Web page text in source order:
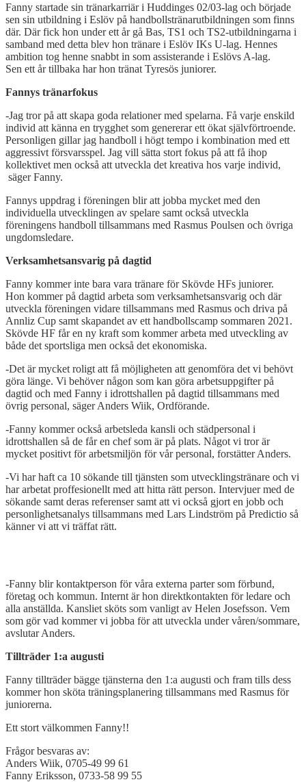
Fanny startade sin tränarkarriär i Huddinges 02/03-lag och började
sen sin utbildning i Eslöv på handbollstränarutbildningen som finns
där. Där fick hon under ett år gå Bas, TS1 och TS2-utbildningarna i
samband med detta blev hon tränare i Eslöv IKs U-lag. Hennes
ambition tog henne snabbt in som assisterande i Eslövs A-lag.
Sen ett år tillbaka har hon tränat Tyresös juniorer.
Fannys tränarfokus
-Jag tror på att skapa goda relationer med spelarna. Få varje enskild
individ att känna en trygghet som genererar ett ökat självförtroende.
Personligen gillar jag handboll i högt tempo i kombination med ett
aggressivt försvarsspel. Jag vill sätta stort fokus på att få ihop
kollektivet men också att utveckla det kreativa hos varje individ,
säger Fanny.
Fannys uppdrag i föreningen blir att jobba mycket med den
individuella utvecklingen av spelare samt också utveckla
föreningens handboll tillsammans med Rasmus Poulsen och övriga
ungdomsledare.
Verksamhetsansvarig på dagtid
Fanny kommer inte bara vara tränare för Skövde HFs juniorer.
Hon kommer på dagtid arbeta som verksamhetsansvarig och där
utveckla föreningen vidare tillsammans med Rasmus och driva på
Annliz Cup samt skapandet av ett handbollscamp sommaren 2021.
Skövde HF får en ny kraft som kommer arbeta med utveckling av
både det sportsliga men också det ekonomiska.
-Det är mycket roligt att få möjligheten att genomföra det vi behövt
göra länge. Vi behöver någon som kan göra arbetsuppgifter på
dagtid och med Fanny i idrottshallen på dagtid tillsammans med
övrig personal, säger Anders Wiik, Ordförande.
-Fanny kommer också arbetsleda kansli och städpersonal i
idrottshallen så de får en chef som är på plats. Något vi tror är
mycket positivt för arbetsmiljön för vår personal, forstätter Anders.
-Vi har haft ca 10 sökande till tjänsten som utvecklingstränare och vi
har arbetat proffesionellt med att hitta rätt person. Intervjuer med de
sökande samt deras referenser samt att vi också gjort en jobb och
personlighetsanalys tillsammans med Lars Lindström på Predictio så
känner vi att vi träffat rätt.
-Fanny blir kontaktperson för våra externa parter som förbund,
företag och kommun. Internt är hon direktkontakten för ledare och
alla anställda. Kansliet sköts som vanligt av Helen Josefsson. Vem
som gör vad kommer vi jobba för att utveckla under våren/sommare,
avslutar Anders.
Tillträder 1:a augusti
Fanny tillträder bägge tjänsterna den 1:a augusti och fram tills dess
kommer hon sköta träningsplanering tillsammans med Rasmus för
juniorerna.
Ett stort välkommen Fanny!!
Frågor besvaras av:
Anders Wiik, 0705-49 99 61
Fanny Eriksson, 0733-58 99 55